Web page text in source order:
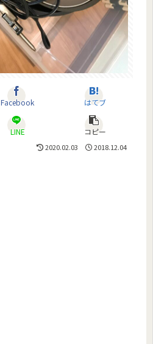
Facebook はてブ
LINE コピー
2020.02.03 2018.12.04